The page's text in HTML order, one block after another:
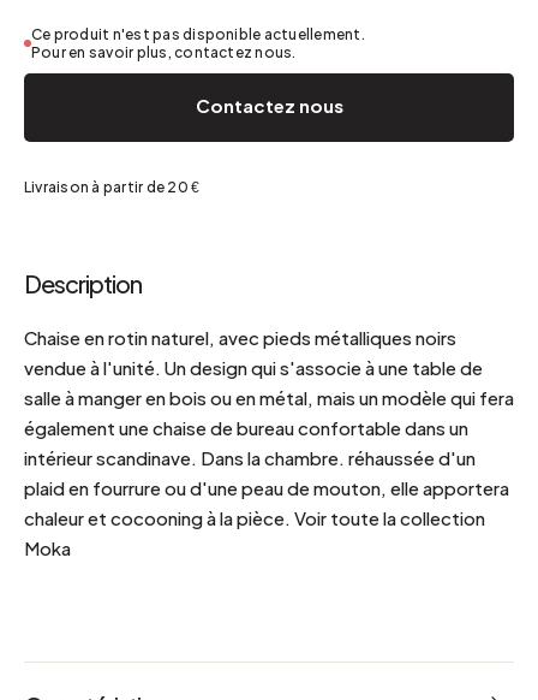
Ce produit n'est pas disponible actuellement.
Pour en savoir plus, contactez nous.
Contactez nous
Livraison à partir de 20 €
Description
Chaise en rotin naturel, avec pieds métalliques noirs
vendue à l'unité. Un design qui s'associe à une table de
salle à manger en bois ou en métal, mais un modèle qui fera
également une chaise de bureau confortable dans un
intérieur scandinave. Dans la chambre. réhaussée d'un
plaid en fourrure ou d'une peau de mouton, elle apportera
chaleur et cocooning à la pièce. Voir toute la collection
Moka